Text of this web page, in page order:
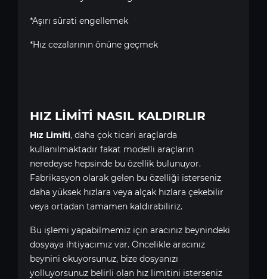
*Aşırı sürati engellemek
*Hız cezalarının önüne geçmek
HIZ LİMİTİ NASIL KALDIRLIR
Hız Limiti, daha çok ticari araçlarda
kullanılmaktadır fakat modelli araçların
neredeyse hepsinde bu özellik bulunuyor.
Fabrikasyon olarak gelen bu özelliği isterseniz
daha yüksek hızlara veya alçak hızlara çekebilir
veya ortadan tamamen kaldırabiliriz.
Bu işlemi yapabilmemiz için aracınız beynindeki
dosyaya ihtiyacımız var. Öncelikle aracınız
beynini okuyorsunuz, bize dosyanızı
yolluyorsunuz belirli olan hız limitini isterseniz